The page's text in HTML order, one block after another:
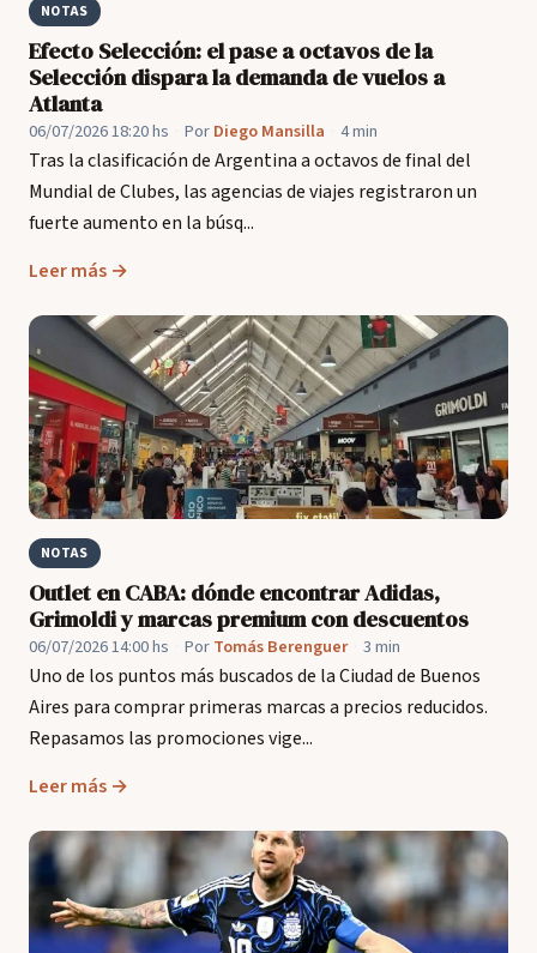
NOTAS
Efecto Selección: el pase a octavos de la
Selección dispara la demanda de vuelos a
Atlanta
06/07/2026 18:20 hs PorDiego Mansilla 4 min
Tras la clasificación de Argentina a octavos de final del
Mundial de Clubes, las agencias de viajes registraron un
fuerte aumento en la búsq...
Leer más →
NOTAS
Outlet en CABA: dónde encontrar Adidas,
Grimoldi y marcas premium con descuentos
06/07/2026 14:00 hs PorTomás Berenguer 3 min
Uno de los puntos más buscados de la Ciudad de Buenos
Aires para comprar primeras marcas a precios reducidos.
Repasamos las promociones vige...
Leer más →